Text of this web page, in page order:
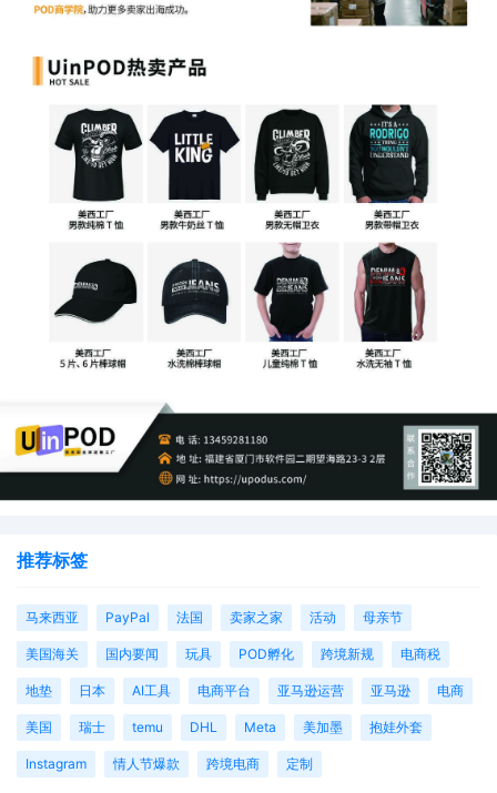
推荐标签
马来西亚 PayPal 法国 卖家之家 活动 母亲节
美国海关 国内要闻 玩具 POD孵化 跨境新规 电商税
地垫 日本 AI工具 电商平台 亚马逊运营 亚马逊 电商
美国 瑞士 temu DHL Meta 美加墨 抱娃外套
Instagram 情人节爆款 跨境电商 定制